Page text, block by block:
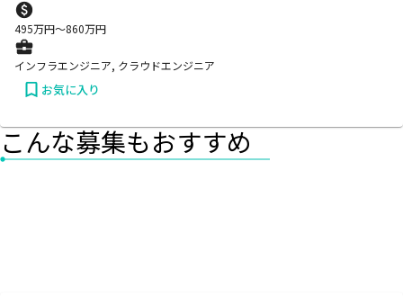
495万円〜860万円
インフラエンジニア, クラウドエンジニア
お気に入り
こんな募集もおすすめ